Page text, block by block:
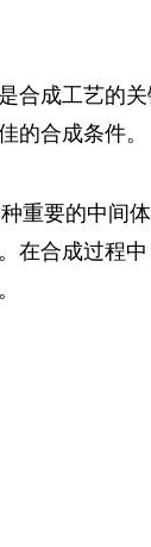
合成工艺的
的合成条件。
重要的中间
在合成过程